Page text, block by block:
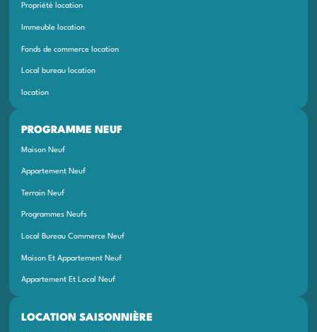
Local bureau location
location
Propriété location
Immeuble location
Fonds de commerce location
PROGRAMME NEUF
Programmes Neufs
Appartement Neuf
Maison Neuf
Local Bureau Commerce Neuf
Terrain Neuf
Maison Et Appartement Neuf
Appartement Et Local Neuf
LOCATION SAISONNIÈRE